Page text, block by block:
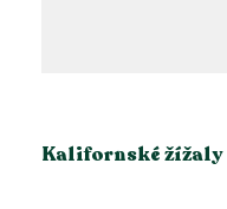
Kalifornské žížaly